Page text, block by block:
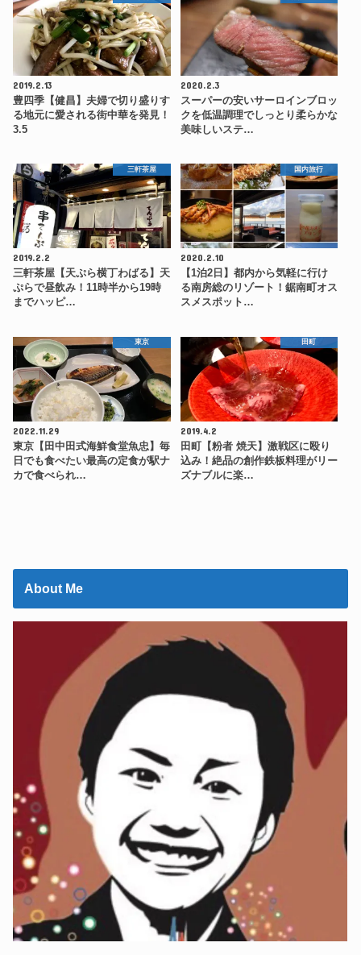
2019.2.13
豊四季【健昌】夫婦で切り盛りす
る地元に愛される街中華を発見！
3.5
2020.2.3
スーパーの安いサーロインブロッ
クを低温調理でしっとり柔らかな
美味しいステ…
三軒茶屋
2019.2.2
三軒茶屋【天ぷら横丁わばる】天
ぷらで昼飲み！11時半から19時
までハッピ…
国内旅行
2020.2.10
【1泊2日】都内から気軽に行け
る南房総のリゾート！鋸南町オス
スメスポット…
東京
2022.11.29
東京【田中田式海鮮食堂魚忠】毎
日でも食べたい最高の定食が駅ナ
カで食べられ…
田町
2019.4.2
田町【粉者 焼天】激戦区に殴り
込み！絶品の創作鉄板料理がリー
ズナブルに楽…
About Me